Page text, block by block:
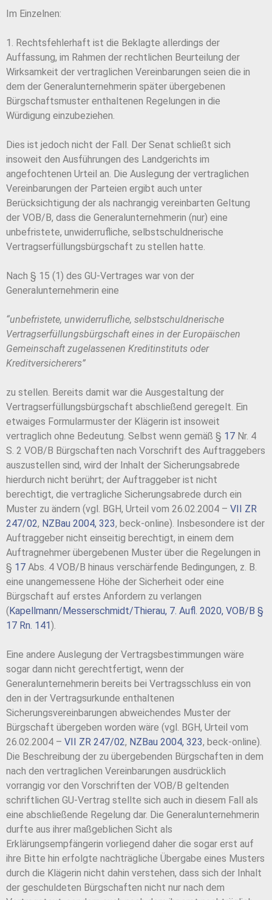
Im Einzelnen:
1. Rechtsfehlerhaft ist die Beklagte allerdings der
Auffassung, im Rahmen der rechtlichen Beurteilung der
Wirksamkeit der vertraglichen Vereinbarungen seien die in
dem der Generalunternehmerin später übergebenen
Bürgschaftsmuster enthaltenen Regelungen in die
Würdigung einzubeziehen.
Dies ist jedoch nicht der Fall. Der Senat schließt sich
insoweit den Ausführungen des Landgerichts im
angefochtenen Urteil an. Die Auslegung der vertraglichen
Vereinbarungen der Parteien ergibt auch unter
Berücksichtigung der als nachrangig vereinbarten Geltung
der VOB/B, dass die Generalunternehmerin (nur) eine
unbefristete, unwiderrufliche, selbstschuldnerische
Vertragserfüllungsbürgschaft zu stellen hatte.
Nach § 15 (1) des GU-Vertrages war von der
Generalunternehmerin eine
“unbefristete, unwiderrufliche, selbstschuldnerische
Vertragserfüllungsbürgschaft eines in der Europäischen
Gemeinschaft zugelassenen Kreditinstituts oder
Kreditversicherers”
zu stellen. Bereits damit war die Ausgestaltung der
Vertragserfüllungsbürgschaft abschließend geregelt. Ein
etwaiges Formularmuster der Klägerin ist insoweit
vertraglich ohne Bedeutung. Selbst wenn gemäß § 17 Nr. 4
S. 2 VOB/B Bürgschaften nach Vorschrift des Auftraggebers
auszustellen sind, wird der Inhalt der Sicherungsabrede
hierdurch nicht berührt; der Auftraggeber ist nicht
berechtigt, die vertragliche Sicherungsabrede durch ein
Muster zu ändern (vgl. BGH, Urteil vom 26.02.2004 – VII ZR
247/02, NZBau 2004, 323, beck-online). Insbesondere ist der
Auftraggeber nicht einseitig berechtigt, in einem dem
Auftragnehmer übergebenen Muster über die Regelungen in
§ 17 Abs. 4 VOB/B hinaus verschärfende Bedingungen, z. B.
eine unangemessene Höhe der Sicherheit oder eine
Bürgschaft auf erstes Anfordern zu verlangen
( Kapellmann/Messerschmidt/Thierau, 7. Aufl. 2020, VOB/B §
17 Rn. 141 ).
Eine andere Auslegung der Vertragsbestimmungen wäre
sogar dann nicht gerechtfertigt, wenn der
Generalunternehmerin bereits bei Vertragsschluss ein von
den in der Vertragsurkunde enthaltenen
Sicherungsvereinbarungen abweichendes Muster der
Bürgschaft übergeben worden wäre (vgl. BGH, Urteil vom
26.02.2004 – VII ZR 247/02, NZBau 2004, 323, beck-online).
Die Beschreibung der zu übergebenden Bürgschaften in dem
nach den vertraglichen Vereinbarungen ausdrücklich
vorrangig vor den Vorschriften der VOB/B geltenden
schriftlichen GU-Vertrag stellte sich auch in diesem Fall als
eine abschließende Regelung dar. Die Generalunternehmerin
durfte aus ihrer maßgeblichen Sicht als
Erklärungsempfängerin vorliegend daher die sogar erst auf
ihre Bitte hin erfolgte nachträgliche Übergabe eines Musters
durch die Klägerin nicht dahin verstehen, dass sich der Inhalt
der geschuldeten Bürgschaften nicht nur nach dem